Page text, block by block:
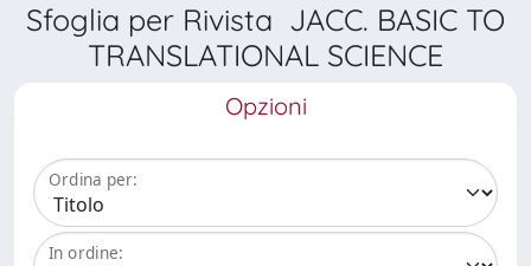
Sfoglia per Rivista JACC. BASIC TO
TRANSLATIONAL SCIENCE
Opzioni
Ordina per:
In ordine: